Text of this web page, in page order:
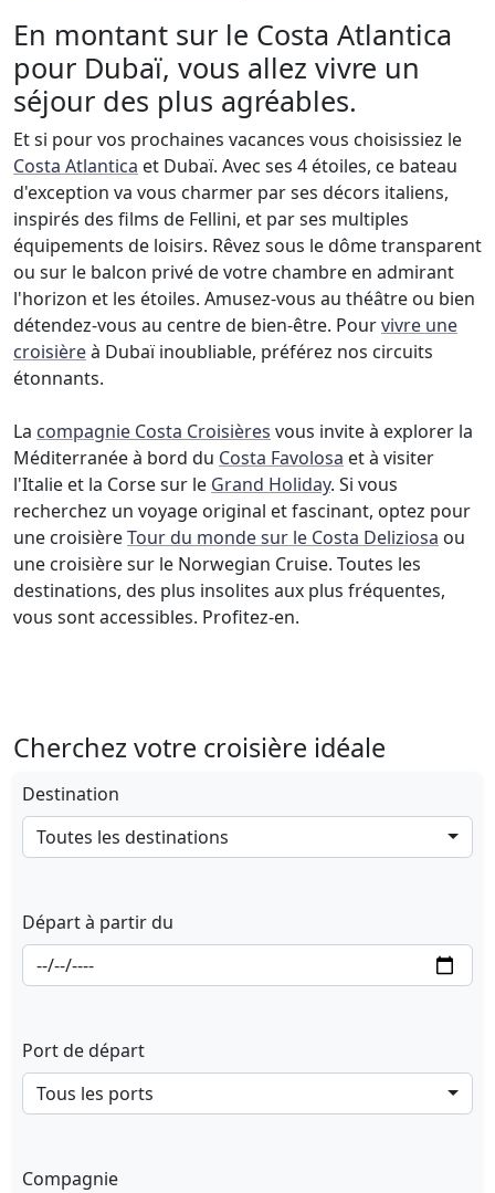
En montant sur le Costa Atlantica
pour Dubaï, vous allez vivre un
séjour des plus agréables.
Et si pour vos prochaines vacances vous choisissiez le
Costa Atlantica et Dubaï. Avec ses 4 étoiles, ce bateau
d'exception va vous charmer par ses décors italiens,
inspirés des films de Fellini, et par ses multiples
équipements de loisirs. Rêvez sous le dôme transparent
ou sur le balcon privé de votre chambre en admirant
l'horizon et les étoiles. Amusez-vous au théâtre ou bien
détendez-vous au centre de bien-être. Pourvivre une
croisièreà Dubaï inoubliable, préférez nos circuits
étonnants.
La compagnie Costa Croisières vous invite à explorer la
Méditerranée à bord du Costa Favolosa et à visiter
l'Italie et la Corse sur le Grand Holiday. Si vous
recherchez un voyage original et fascinant, optez pour
une croisièreTour du monde sur le Costa Deliziosa ou
une croisière sur le Norwegian Cruise. Toutes les
destinations, des plus insolites aux plus fréquentes,
vous sont accessibles. Profitez-en.
Cherchez votre croisière idéale
Destination
Toutes les destinations
Départ à partir du
Port de départ
Tous les ports
Compagnie